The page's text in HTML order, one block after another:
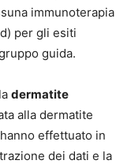
immunoterapia
per gli esiti
guida.
dermatite
alla dermatite
effettuato in
dei dati e la